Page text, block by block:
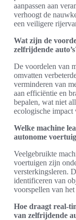
aanpassen aan
verhoogt de
een veiligere
Wat zijn de
zelfrijdende
De voordelen van
omvatten
verminderen van
aan efficiëntie en
bepalen, wat niet
ecologische impact
Welke machine
autonome
Veelgebruikte
voertuigen zijn
versterkingsleren.
identificeren van
voorspellen van
Hoe draagt real-
van zelfrijdende